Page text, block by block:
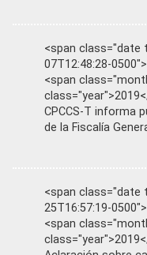
<span class="date
07T12:48:28-
<span
CPCCS-T informa
de la Fiscalía
<span class="date
25T16:57:19-
<span